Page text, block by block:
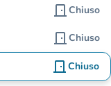
door_front Chiuso
door_front Chiuso
door_front Chiuso